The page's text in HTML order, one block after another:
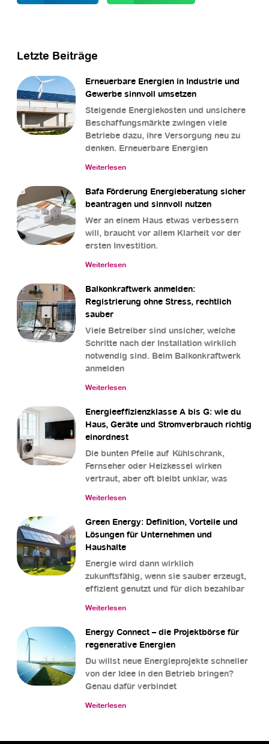
Letzte Beiträge
Erneuerbare Energien in Industrie und
Gewerbe sinnvoll umsetzen
Steigende Energiekosten und unsichere
Beschaffungsmärkte zwingen viele
Betriebe dazu, ihre Versorgung neu zu
denken. Erneuerbare Energien
Weiterlesen
Bafa Förderung Energieberatung sicher
beantragen und sinnvoll nutzen
Wer an einem Haus etwas verbessern
will, braucht vor allem Klarheit vor der
ersten Investition.
Weiterlesen
Balkonkraftwerk anmelden:
Registrierung ohne Stress, rechtlich
sauber
Viele Betreiber sind unsicher, welche
Schritte nach der Installation wirklich
notwendig sind. Beim Balkonkraftwerk
anmelden
Weiterlesen
Energieeffizienzklasse A bis G: wie du
Haus, Geräte und Stromverbrauch richtig
einordnest
Die bunten Pfeile auf Kühlschrank,
Fernseher oder Heizkessel wirken
vertraut, aber oft bleibt unklar, was
Weiterlesen
Green Energy: Definition, Vorteile und
Lösungen für Unternehmen und
Haushalte
Energie wird dann wirklich
zukunftsfähig, wenn sie sauber erzeugt,
effizient genutzt und für dich bezahlbar
Weiterlesen
Energy Connect – die Projektbörse für
regenerative Energien
Du willst neue Energieprojekte schneller
von der Idee in den Betrieb bringen?
Genau dafür verbindet
Weiterlesen